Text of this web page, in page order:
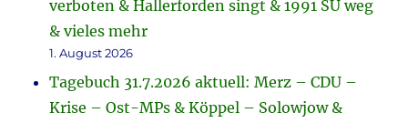
verboten & Hallerforden singt & 1991 SU weg
& vieles mehr
1. August 2026
Tagebuch 31.7.2026 aktuell: Merz – CDU –
Krise – Ost-MPs & Köppel – Solowjow &